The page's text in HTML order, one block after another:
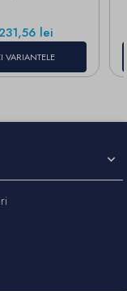
lei
VARIANTELE